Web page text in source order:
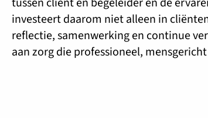
investeert daarom niet alleen in
reflectie, samenwerking en continue
aan zorg die professioneel,